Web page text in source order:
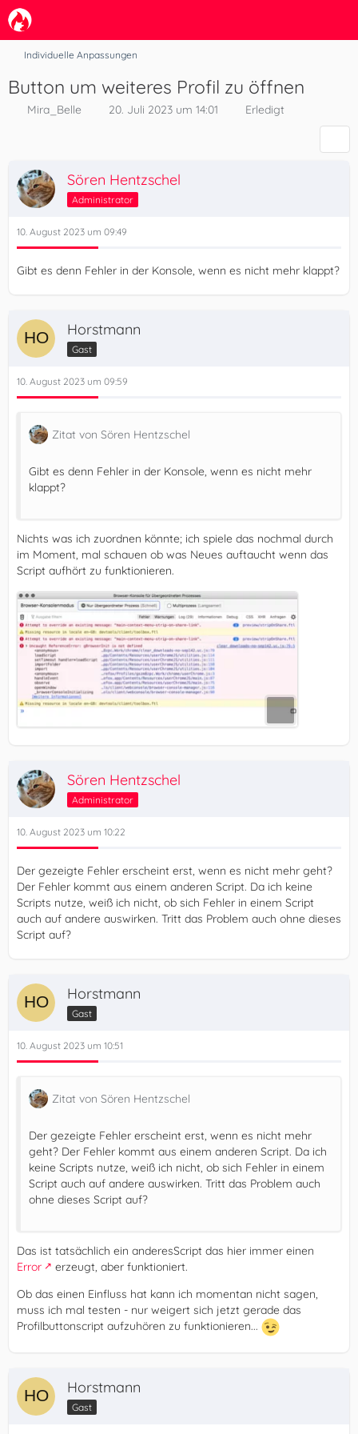
Individuelle Anpassungen
Button um weiteres Profil zu öffnen
Mira_Belle 20. Juli 2023 um 14:01 Erledigt
Sören Hentzschel
Administrator
10. August 2023 um 09:49
Gibt es denn Fehler in der Konsole, wenn es nicht mehr klappt?
Horstmann
Gast
10. August 2023 um 09:59
Zitat von Sören Hentzschel
Gibt es denn Fehler in der Konsole, wenn es nicht mehr
klappt?
Nichts was ich zuordnen könnte; ich spiele das nochmal durch
im Moment, mal schauen ob was Neues auftaucht wenn das
Script aufhört zu funktionieren.
Sören Hentzschel
Administrator
10. August 2023 um 10:22
Der gezeigte Fehler erscheint erst, wenn es nicht mehr geht?
Der Fehler kommt aus einem anderen Script. Da ich keine
Scripts nutze, weiß ich nicht, ob sich Fehler in einem Script
auch auf andere auswirken. Tritt das Problem auch ohne dieses
Script auf?
Horstmann
Gast
10. August 2023 um 10:51
Zitat von Sören Hentzschel
Der gezeigte Fehler erscheint erst, wenn es nicht mehr
geht? Der Fehler kommt aus einem anderen Script. Da ich
keine Scripts nutze, weiß ich nicht, ob sich Fehler in einem
Script auch auf andere auswirken. Tritt das Problem auch
ohne dieses Script auf?
Das ist tatsächlich ein anderesScript das hier immer einen
Error
erzeugt, aber funktioniert.
Ob das einen Einfluss hat kann ich momentan nicht sagen,
muss ich mal testen - nur weigert sich jetzt gerade das
Profilbuttonscript aufzuhören zu funktionieren...
Horstmann
Gast